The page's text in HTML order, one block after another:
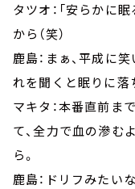
タツオ：「安らかに
から（笑）
鹿島：まぁ、平成に
れを聞くと眠りに落
マキタ：本番直前ま
て、全力で血の滲む
ら。
鹿島：ドリフみたい